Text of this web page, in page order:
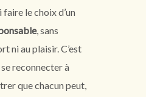
faire le choix d’un
, sans
ni au plaisir. C’est
reconnecter à
que chacun peut,